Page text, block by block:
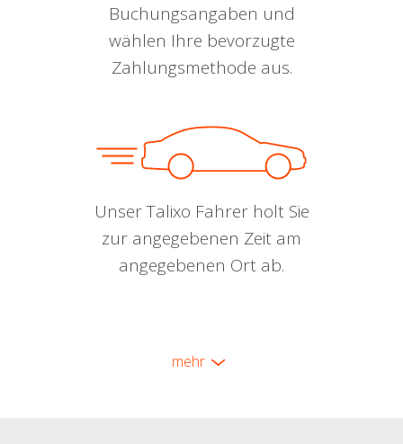
Buchungsangaben und
wählen Ihre bevorzugte
Zahlungsmethode aus.
Unser Talixo Fahrer holt Sie
zur angegebenen Zeit am
angegebenen Ort ab.
mehr